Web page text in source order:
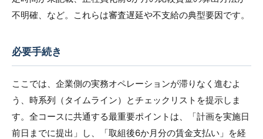
不明確、など。これらは審査遅延や不支給の典型要因です。
必要手続き
ここでは、企業側の実務オペレーションが滞りなく進むよ
う、時系列（タイムライン）とチェックリストを提示しま
す。全コースに共通する最重要ポイントは、「計画を実施日
前日までに提出」し、「取組後6か月分の賃金支払い」を経